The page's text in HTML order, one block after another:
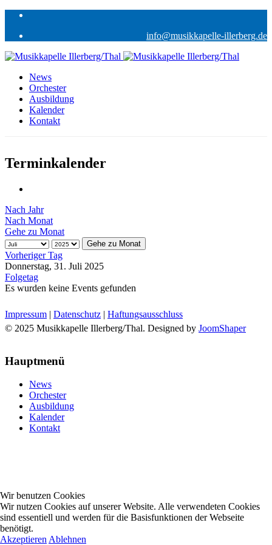
info@musikkapelle-illerberg.de
News
Orchester
Ausbildung
Kalender
Kontakt
Terminkalender
Nach Jahr
Nach Monat
Gehe zu Monat
Gehe zu Monat
Vorheriger Tag
Donnerstag, 31. Juli 2025
Folgetag
Es wurden keine Events gefunden
Impressum | Datenschutz | Haftungsausschluss
© 2025 Musikkapelle Illerberg/Thal. Designed by JoomShaper
Hauptmenü
News
Orchester
Ausbildung
Kalender
Kontakt
Wir benutzen Cookies
Wir nutzen Cookies auf unserer Website. Alle verwendeten Cookies
sind essentiell und werden für die Basisfunktionen der Webseite
benötigt.
Akzeptieren Ablehnen